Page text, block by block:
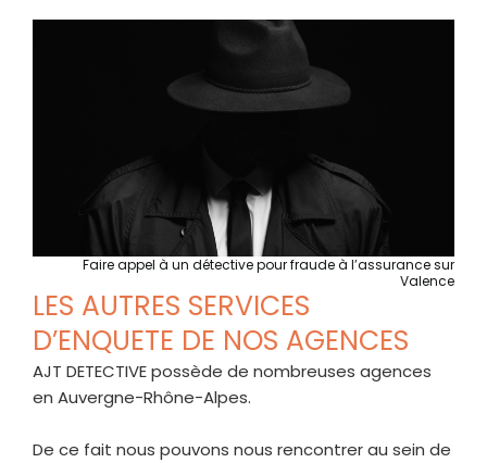
Faire appel à un détective pour fraude à l’assurance sur
Valence
LES AUTRES SERVICES
D’ENQUETE DE NOS AGENCES​
AJT DETECTIVEpossède de nombreuses agences
en Auvergne-Rhône-Alpes.
De ce fait nous pouvons nous rencontrer au sein de